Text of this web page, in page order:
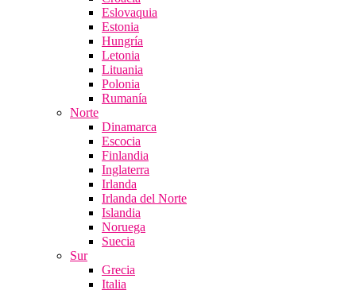
Eslovaquia
Estonia
Hungría
Letonia
Lituania
Polonia
Rumanía
Norte
Dinamarca
Escocia
Finlandia
Inglaterra
Irlanda
Irlanda del Norte
Islandia
Noruega
Suecia
Sur
Grecia
Italia